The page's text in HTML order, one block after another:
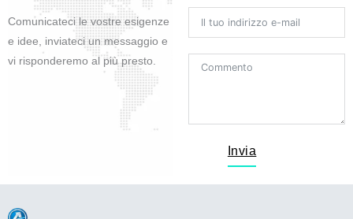
Comunicateci le vostre esigenze
e idee, inviateci un messaggio e
vi risponderemo al più presto.
Invia